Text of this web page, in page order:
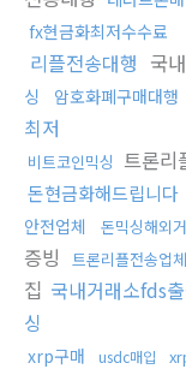
fx현금화최저수수료
리플전송대행 국
싱
암호화폐구매대행
최저
비트코인믹싱 트론리
돈현금화해드립니다
안전업체
돈믹싱해외
증빙
트론리플전송업체
집 국내거래소fds
싱
xrp구매 usdc매입